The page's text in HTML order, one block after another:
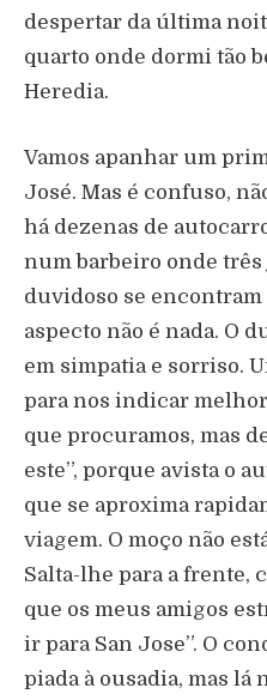
despertar da última
quarto onde dormi tão
Heredia.
Vamos apanhar um
José. Mas é confuso,
há dezenas de
num barbeiro onde três
duvidoso se encontram
aspecto não é nada. O
em simpatia e sorriso.
para nos indicar
que procuramos, mas
este”, porque avista o
que se aproxima
viagem. O moço não
Salta-lhe para a frente,
que os meus amigos
ir para San Jose”. O
piada à ousadia, mas lá